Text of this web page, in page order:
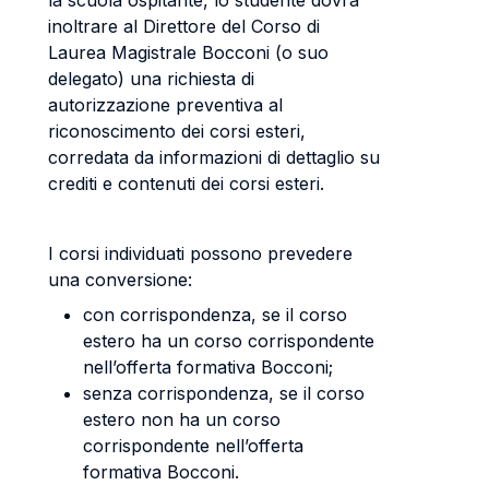
inoltrare al Direttore del Corso di
Laurea Magistrale Bocconi (o suo
delegato) una richiesta di
autorizzazione preventiva al
riconoscimento dei corsi esteri,
corredata da informazioni di dettaglio su
crediti e contenuti dei corsi esteri.
I corsi individuati possono prevedere
una conversione:
con corrispondenza, se il corso
estero ha un corso corrispondente
nell’offerta formativa Bocconi;
senza corrispondenza, se il corso
estero non ha un corso
corrispondente nell’offerta
formativa Bocconi.